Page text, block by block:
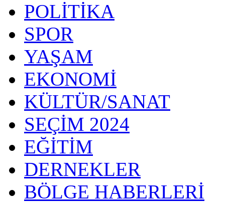
POLİTİKA
SPOR
YAŞAM
EKONOMİ
KÜLTÜR/SANAT
SEÇİM 2024
EĞİTİM
DERNEKLER
BÖLGE HABERLERİ